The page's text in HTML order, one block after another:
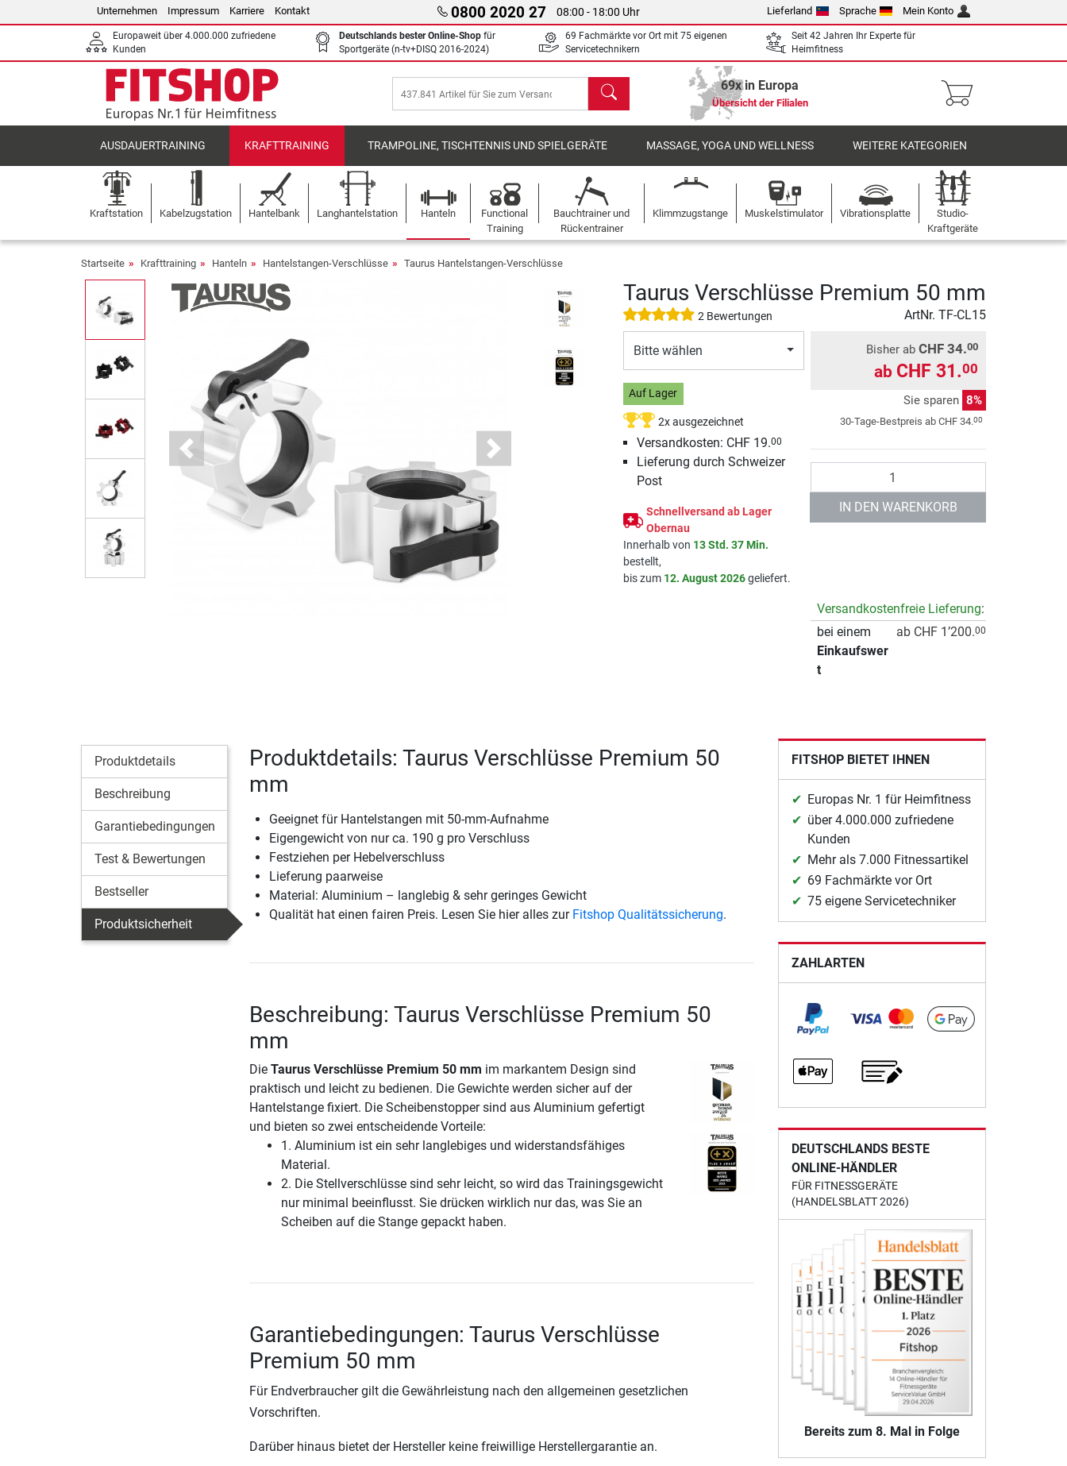
Unternehmen Impressum Karriere Kontakt 0800 2020 27 08:00 - 18:00 Uhr Lieferland Sprache Mein Konto
Europaweit über 4.000.000 zufriedene
Kunden
Deutschlands bester Online-Shop für
Sportgeräte (n-tv+DISQ 2016-2024)
69 Fachmärkte vor Ort mit 75 eigenen
Servicetechnikern
Seit 42 Jahren Ihr Experte für
Heimfitness
Suchen 69x in Europa
Übersicht der Filialen
AUSDAUERTRAINING KRAFTTRAINING TRAMPOLINE, TISCHTENNIS UND SPIELGERÄTE MASSAGE, YOGA UND WELLNESS WEITERE KATEGORIEN
Kraftstation Kabelzugstation Hantelbank Langhantelstation Hanteln
Functional
Training
Bauchtrainer und
Rückentrainer
Klimmzugstange Muskelstimulator Vibrationsplatte
Studio-
Kraftgeräte
Startseite Krafttraining Hanteln Hantelstangen-Verschlüsse Taurus Hantelstangen-Verschlüsse
Previous Next
Taurus Verschlüsse Premium 50 mm
2 Bewertungen ArtNr. TF-CL15
Bitte wählen
Auf Lager
2x ausgezeichnet
Versandkosten: CHF 19.00
Lieferung durch Schweizer
Post
Schnellversand ab Lager
Obernau
Innerhalb von 13 Std. 37 Min.
bestellt,
bis zum 12. August 2026geliefert.
Bisher ab CHF 34.00
ab CHF 31.00
Sie sparen 8%
30-Tage-Bestpreis ab CHF 34.00
IN DEN WARENKORB
Versandkostenfreie Lieferung:
bei einem
Einkaufswer
t
ab CHF 1’200.00
Produktdetails
Beschreibung
Garantiebedingungen
Test & Bewertungen
Bestseller
Produktsicherheit
Produktdetails: Taurus Verschlüsse Premium 50
mm
Geeignet für Hantelstangen mit 50-mm-Aufnahme
Eigengewicht von nur ca. 190 g pro Verschluss
Festziehen per Hebelverschluss
Lieferung paarweise
Material: Aluminium – langlebig & sehr geringes Gewicht
Qualität hat einen fairen Preis. Lesen Sie hier alles zur Fitshop Qualitätssicherung.
Beschreibung: Taurus Verschlüsse Premium 50
mm
Die Taurus Verschlüsse Premium 50 mm im markantem Design sind
praktisch und leicht zu bedienen. Die Gewichte werden sicher auf der
Hantelstange fixiert. Die Scheibenstopper sind aus Aluminium gefertigt
und bieten so zwei entscheidende Vorteile:
1. Aluminium ist ein sehr langlebiges und widerstandsfähiges
Material.
2. Die Stellverschlüsse sind sehr leicht, so wird das Trainingsgewicht
nur minimal beeinflusst. Sie drücken wirklich nur das, was Sie an
Scheiben auf die Stange gepackt haben.
Garantiebedingungen: Taurus Verschlüsse
Premium 50 mm
Für Endverbraucher gilt die Gewährleistung nach den allgemeinen gesetzlichen
Vorschriften.
Darüber hinaus bietet der Hersteller keine freiwillige Herstellergarantie an.
FITSHOP BIETET IHNEN
Europas Nr. 1 für Heimfitness
über 4.000.000 zufriedene
Kunden
Mehr als 7.000 Fitnessartikel
69 Fachmärkte vor Ort
75 eigene Servicetechniker
ZAHLARTEN
DEUTSCHLANDS BESTE
ONLINE-HÄNDLER
FÜR FITNESSGERÄTE
(HANDELSBLATT 2026)
Bereits zum 8. Mal in Folge